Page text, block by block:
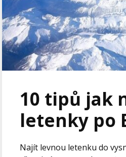
10 tipů jak
letenky po
Najít levnou letenku do